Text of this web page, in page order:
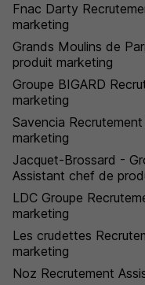
Fnac Darty
marketing
Grands Moulins de
produit marketing
Groupe BIGARD
marketing
Savencia
marketing
Jacquet-Brossard -
Assistant chef de
LDC Groupe
marketing
Les crudettes
marketing
Noz Recrutement